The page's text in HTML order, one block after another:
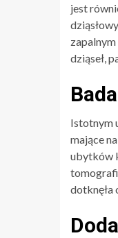
jest
dziąseł,
Istotnym
mające
ubytków
dotknęła